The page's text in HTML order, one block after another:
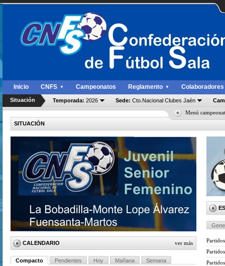
Inicio CNFS ▼ Campeonatos Reglamento ▼ Colaboradores
Situación Temporada: 2026 Sede: Cto.Nacional Clubes Jaén
Menú
SITUACIÓN
CALENDARIO ver más
Compacto Pendientes Hoy Mañana
Semana
Partidos